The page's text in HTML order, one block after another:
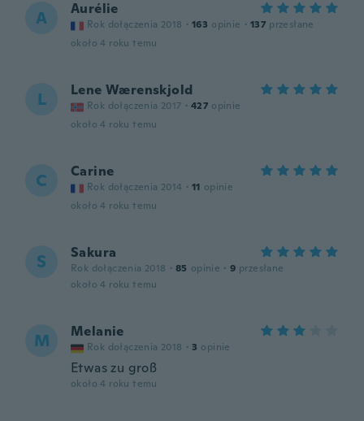
A Aurélie
Rok dołączenia 2018 · 163 opinie · 137 przesłane
około 4 roku temu
L Lene Wærenskjold
Rok dołączenia 2017 · 427 opinie
około 4 roku temu
C Carine
Rok dołączenia 2014 · 11 opinie
około 4 roku temu
S Sakura
Rok dołączenia 2018 · 85 opinie · 9 przesłane
około 4 roku temu
M Melanie
Rok dołączenia 2018 · 3 opinie
Etwas zu groß
około 4 roku temu